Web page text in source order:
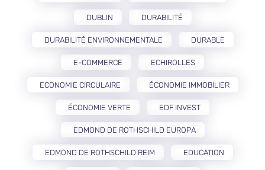
DUBLIN DURABILITÉ
DURABILITÉ ENVIRONNEMENTALE DURABLE
E-COMMERCE ECHIROLLES
ECONOMIE CIRCULAIRE ÉCONOMIE IMMOBILIER
ÉCONOMIE VERTE EDF INVEST
EDMOND DE ROTHSCHILD EUROPA
EDMOND DE ROTHSCHILD REIM EDUCATION